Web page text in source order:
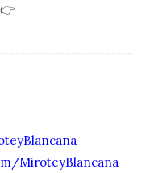
MiroteyBlancana